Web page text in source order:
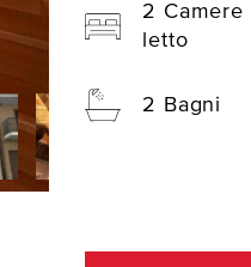
2 Camere
letto
2 Bagni